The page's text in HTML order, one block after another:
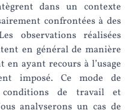
dans un contexte
confrontées à des
observations réalisées
en général de manière
ayant recours à l’usage
imposé. Ce mode de
de travail et
analyserons un cas de